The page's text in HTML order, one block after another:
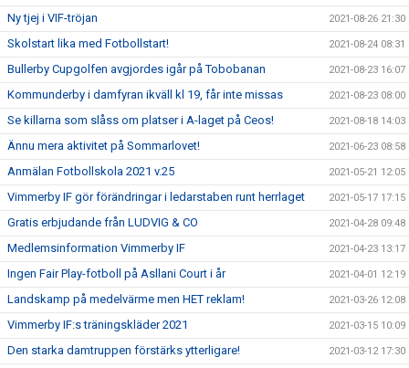
Ny tjej i VIF-tröjan 2021-08-26 21:30
Skolstart lika med Fotbollstart! 2021-08-24 08:31
Bullerby Cupgolfen avgjordes igår på Tobobanan 2021-08-23 16:07
Kommunderby i damfyran ikväll kl 19, får inte missas 2021-08-23 08:00
Se killarna som slåss om platser i A-laget på Ceos! 2021-08-18 14:03
Ännu mera aktivitet på Sommarlovet! 2021-06-23 08:58
Anmälan Fotbollskola 2021 v.25 2021-05-21 12:05
Vimmerby IF gör förändringar i ledarstaben runt herrlaget 2021-05-17 17:15
Gratis erbjudande från LUDVIG & CO 2021-04-28 09:48
Medlemsinformation Vimmerby IF 2021-04-23 13:17
Ingen Fair Play-fotboll på Asllani Court i år 2021-04-01 12:19
Landskamp på medelvärme men HET reklam! 2021-03-26 12:08
Vimmerby IF:s träningskläder 2021 2021-03-15 10:09
Den starka damtruppen förstärks ytterligare! 2021-03-12 17:30